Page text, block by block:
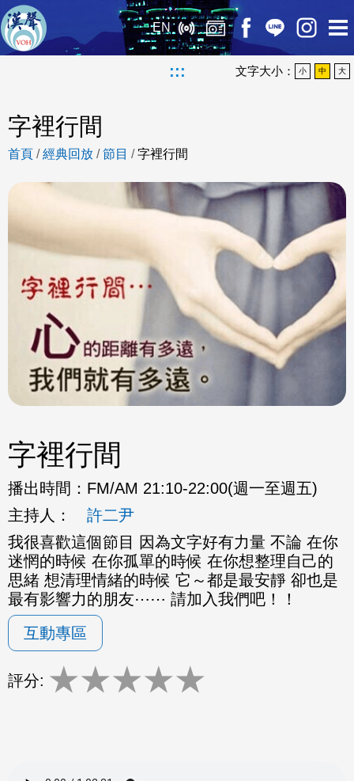
EN
::: 文字大小： 小 中 大
字裡行間
首頁 /經典回放 /節目 /字裡行間
字裡行間
播出時間： FM/AM 21:10-22:00(週一至週五)
主持人：
許二尹
我很喜歡這個節目 因為文字好有力量 不論 在你
迷惘的時候 在你孤單的時候 在你想整理自己的
思緒 想清理情緒的時候 它～都是最安靜 卻也是
最有影響力的朋友⋯⋯ 請加入我們吧！！
互動專區
評分: ★★★★★